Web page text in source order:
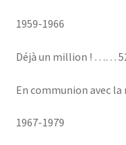
1959-1966
Déjà un million ! ……
En communion avec
1967-1979